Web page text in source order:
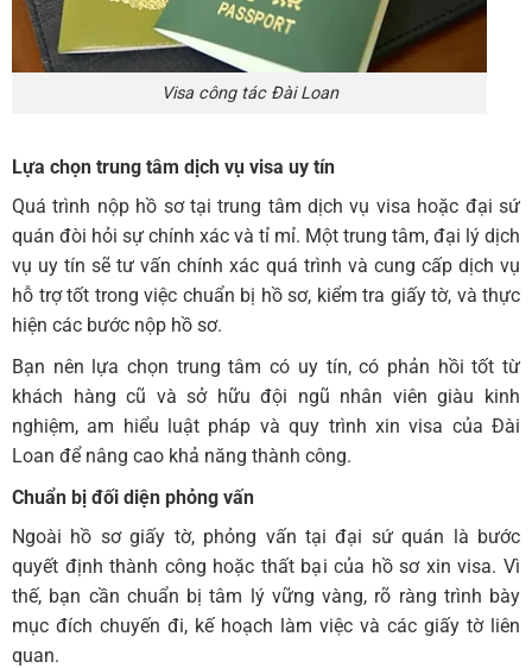
Visa công tác Đài Loan
Lựa chọn trung tâm dịch vụ visa uy tín
Quá trình nộp hồ sơ tại trung tâm dịch vụ visa hoặc đại sứ
quán đòi hỏi sự chính xác và tỉ mỉ. Một trung tâm, đại lý dịch
vụ uy tín sẽ tư vấn chính xác quá trình và cung cấp dịch vụ
hỗ trợ tốt trong việc chuẩn bị hồ sơ, kiểm tra giấy tờ, và thực
hiện các bước nộp hồ sơ.
Bạn nên lựa chọn trung tâm có uy tín, có phản hồi tốt từ
khách hàng cũ và sở hữu đội ngũ nhân viên giàu kinh
nghiệm, am hiểu luật pháp và quy trình xin visa của Đài
Loan để nâng cao khả năng thành công.
Chuẩn bị đối diện phỏng vấn
Ngoài hồ sơ giấy tờ, phỏng vấn tại đại sứ quán là bước
quyết định thành công hoặc thất bại của hồ sơ xin visa. Vì
thế, bạn cần chuẩn bị tâm lý vững vàng, rõ ràng trình bày
mục đích chuyến đi, kế hoạch làm việc và các giấy tờ liên
quan.